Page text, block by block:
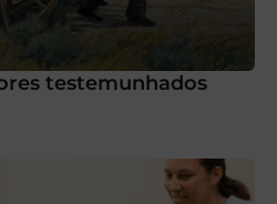
testemunhados